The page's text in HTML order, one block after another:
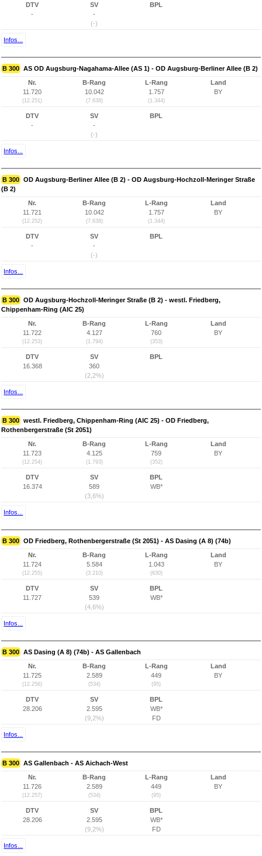
DTV
-
SV
-
(-)
BPL
Infos...
B 300 AS OD Augsburg-Nagahama-Allee (AS 1) - OD Augsburg-Berliner Allee (B 2)
Nr.
11.720
(12.251)
B-Rang
10.042
(7.638)
L-Rang
1.757
(1.344)
Land
BY
DTV
-
SV
-
(-)
BPL
Infos...
B 300 OD Augsburg-Berliner Allee (B 2) - OD Augsburg-Hochzoll-Meringer Straße
(B 2)
Nr.
11.721
(12.252)
B-Rang
10.042
(7.638)
L-Rang
1.757
(1.344)
Land
BY
DTV
-
SV
-
(-)
BPL
Infos...
B 300 OD Augsburg-Hochzoll-Meringer Straße (B 2) - westl. Friedberg,
Chippenham-Ring (AIC 25)
Nr.
11.722
(12.253)
B-Rang
4.127
(1.794)
L-Rang
760
(353)
Land
BY
DTV
16.368
SV
360
(2,2%)
BPL
Infos...
B 300 westl. Friedberg, Chippenham-Ring (AIC 25) - OD Friedberg,
Rothenbergerstraße (St 2051)
Nr.
11.723
(12.254)
B-Rang
4.125
(1.793)
L-Rang
759
(352)
Land
BY
DTV
16.374
SV
589
(3,6%)
BPL
WB*
Infos...
B 300 OD Friedberg, Rothenbergerstraße (St 2051) - AS Dasing (A 8) (74b)
Nr.
11.724
(12.255)
B-Rang
5.584
(3.210)
L-Rang
1.043
(630)
Land
BY
DTV
11.727
SV
539
(4,6%)
BPL
WB*
Infos...
B 300 AS Dasing (A 8) (74b) - AS Gallenbach
Nr.
11.725
(12.256)
B-Rang
2.589
(534)
L-Rang
449
(95)
Land
BY
DTV
28.206
SV
2.595
(9,2%)
BPL
WB*
FD
Infos...
B 300 AS Gallenbach - AS Aichach-West
Nr.
11.726
(12.257)
B-Rang
2.589
(534)
L-Rang
449
(95)
Land
BY
DTV
28.206
SV
2.595
(9,2%)
BPL
WB*
FD
Infos...